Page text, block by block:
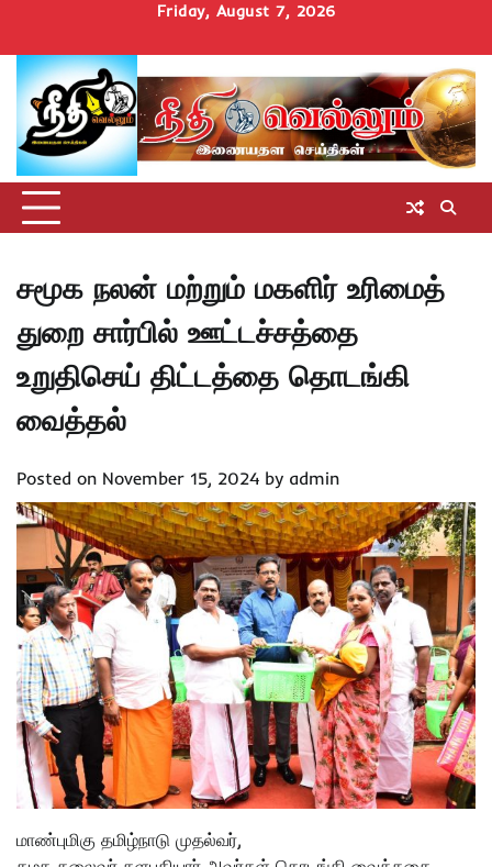
content
Friday, August 7, 2026
Homeசெய்திகள்
தமிழ்நாடுமாவட்டச்செய்திகள்
அரசியல்ஆன்மிகம்
சட்டம்
அறிவோம்
சினிமாUncategorized
சமூக நலன் மற்றும் மகளிர் உரிமைத்
துறை சார்பில் ஊட்டச்சத்தை
உறுதிசெய் திட்டத்தை தொடங்கி
வைத்தல்
Posted on November 15, 2024 by admin
மாண்புமிகு தமிழ்நாடு முதல்வர்,